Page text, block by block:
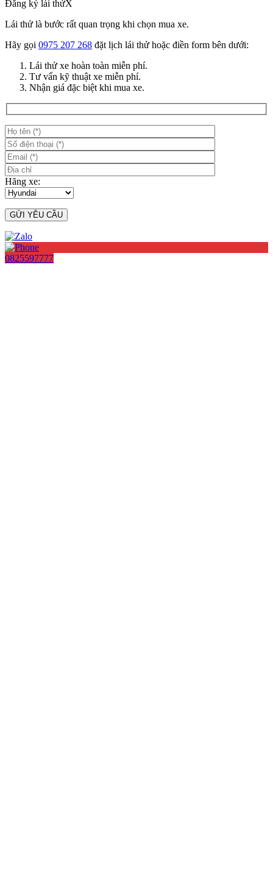
Đăng ký lái thửX
Lái thử là bước rất quan trọng khi chọn mua xe.
Hãy gọi 0975 207 268 đặt lịch lái thử hoặc điền form bên dưới:
Lái thử xe hoàn toàn miễn phí.
Tư vấn kỹ thuật xe miễn phí.
Nhận giá đặc biệt khi mua xe.
Hãng xe:
0825597777